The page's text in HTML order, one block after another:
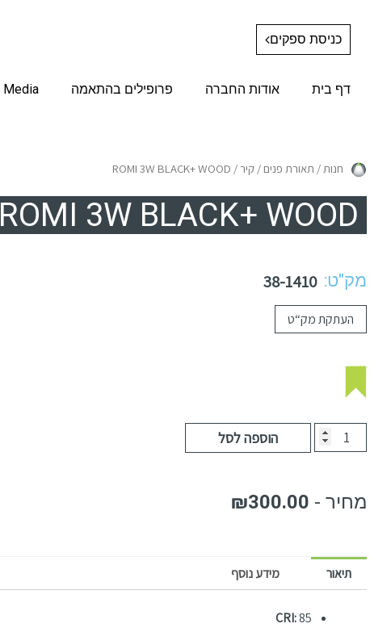
כניסת ספקים
דף בית אודות החברה פרופילים בהתאמה Media
חנות/ תאורת פנים /קיר/ ROMI 3W BLACK+ WOOD
ROMI 3W BLACK+ WOOD
מק"ט: 38-1410
העתקת מק“ט
הוספה לסל
₪300.00
תיאור מידע נוסף
CRI:85